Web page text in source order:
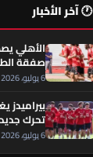
🕐 آخر الأخبار
الأهلي
صفقة
تقترب من
6 يوليو، 2026
تحرك
العراقي
6 يوليو، 2026